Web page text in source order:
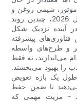
شیمی روغن و
اولویت‌های زیست‌محیطی پاسخ می‌دهد. تا سال 2026، چندین روند
آینده نزدیک شکل
پیشرفته
و طرح‌های واسطه
می‌اندازند، نه فقط
را بهبود می‌بخشند.
یک بازه تعویض
تا ضمن حفظ
- مزیت مهمی که